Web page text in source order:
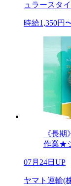
ュラースタ
時給1,350円
《長
作業★
07月24日UP
ヤマト運輸(